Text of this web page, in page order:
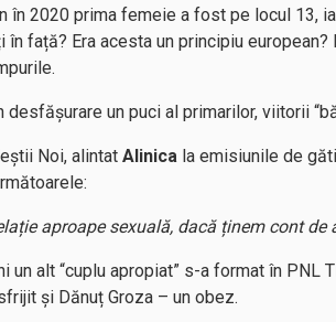
în 2020 prima femeie a fost pe locul 13,
față? Era acesta un principiu
desfășurare un puci al primarilor, viitorii
Noi, alintat Alinica la emisiunile de
aproape sexuală, dacă ținem cont de
alt “cuplu apropiat” s-a format în PNL
și Dănuț Groza – un obez.